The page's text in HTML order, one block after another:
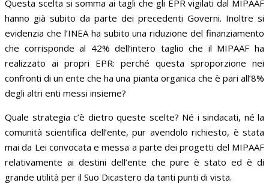
Questa scelta si somma ai tagli che gli EPR vigilati dal MIPAAF
hanno già subito da parte dei precedenti Governi. Inoltre si
evidenzia che l’INEA ha subito una riduzione del finanziamento
che corrisponde al 42% dell’intero taglio che il MIPAAF ha
realizzato ai propri EPR: perché questa sproporzione nei
confronti di un ente che ha una pianta organica che è pari all’8%
degli altri enti messi insieme?
Quale strategia c’è dietro queste scelte? Né i sindacati, né la
comunità scientifica dell’ente, pur avendolo richiesto, è stata
mai da Lei convocata e messa a parte dei progetti del MIPAAF
relativamente ai destini dell’ente che pure è stato ed è di
grande utilità per il Suo Dicastero da tanti punti di vista.